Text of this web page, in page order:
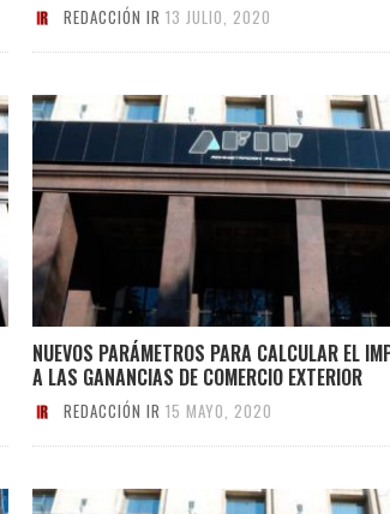
REDACCIÓN IR 13 JULIO, 2020
NUEVOS PARÁMETROS PARA CALCULAR EL
A LAS GANANCIAS DE COMERCIO EXTERIOR
REDACCIÓN IR 15 MAYO, 2020